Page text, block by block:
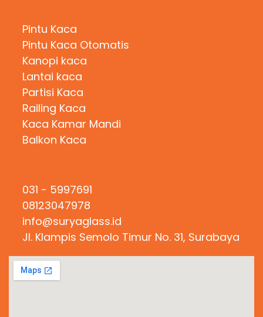
Pintu Kaca
Pintu Kaca Otomatis
Kanopi kaca
Lantai kaca
Partisi Kaca
Railing Kaca
Kaca Kamar Mandi
Balkon Kaca
031 - 5997691
08123047978
info@suryaglass.id
Jl. Klampis Semolo Timur No. 31, Surabaya